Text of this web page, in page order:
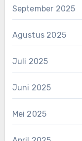
September 2025
Agustus 2025
Juli 2025
Juni 2025
Mei 2025